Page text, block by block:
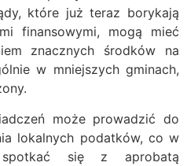
które już teraz borykają
finansowymi, mogą mieć
znacznych środków na
w mniejszych gminach,
może prowadzić do
lokalnych podatków, co w
się z aprobatą